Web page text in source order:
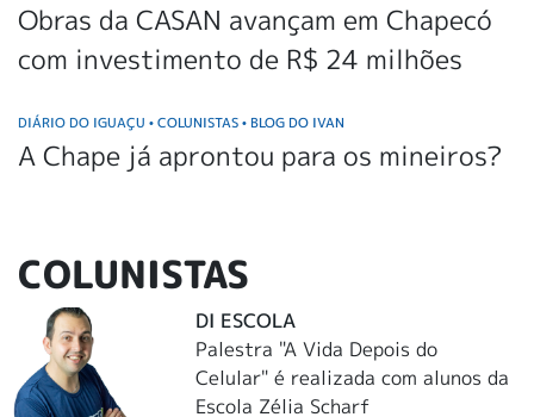
Obras da CASAN avançam em Chapecó
com investimento de R$ 24 milhões
DIÁRIO DO IGUAÇU • COLUNISTAS • BLOG DO IVAN
A Chape já aprontou para os mineiros?
COLUNISTAS
DI ESCOLA
Palestra "A Vida Depois do
Celular" é realizada com alunos da
Escola Zélia Scharf